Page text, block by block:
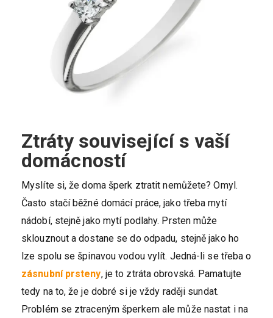
Ztráty související s vaší
domácností
Myslíte si, že doma šperk ztratit nemůžete? Omyl.
Často stačí běžné domácí práce, jako třeba mytí
nádobí, stejně jako mytí podlahy. Prsten může
sklouznout a dostane se do odpadu, stejně jako ho
lze spolu se špinavou vodou vylít. Jedná-li se třeba o
zásnubní prsteny, je to ztráta obrovská. Pamatujte
tedy na to, že je dobré si je vždy raději sundat.
Problém se ztraceným šperkem ale může nastat i na